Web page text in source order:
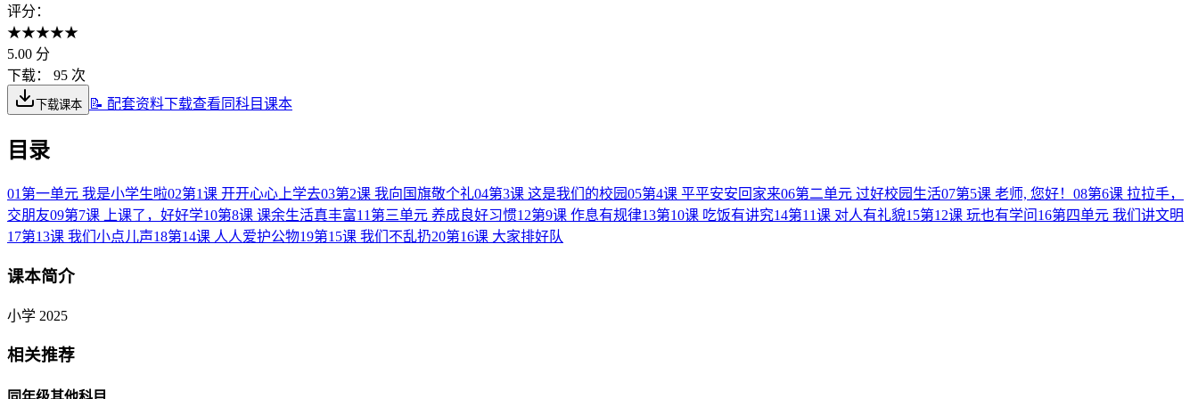
评分：
★★★★★
5.00 分
下载：
95 次
下载课本 📝 配套资料下载查看同科目课本
目录
01 第一单元 我是小学生啦02第1课 开开心心上学去03第2课 我向国旗敬个礼04第3课 这是我们的校园05第4课 平平安安回家来06第二单元 过好校园生活07第5课 老师, 您好！ 08第6课 拉拉手，
交朋友09第7课 上课了，好好学10第8课 课余生活真丰富11 第三单元 养成良好习惯12第9课 作息有规律13第10课 吃饭有讲究14第11课 对人有礼貌15第12课 玩也有学问 16第四单元 我们讲文明
17第13课 我们小点儿声18第14课 人人爱护公物19第15课 我们不乱扔20第16课 大家排好队
课本简介
小学 2025
相关推荐